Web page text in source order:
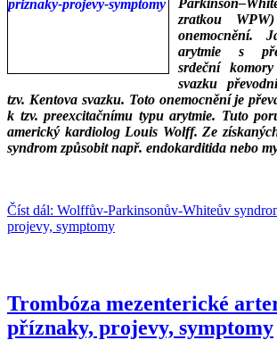
zratkou
onemocnění.
arytmie s
srdeční
svazku
tzv. Kentova svazku. Toto onemocnění je
k tzv. preexcitačnímu typu arytmie. Tuto
americký kardiolog Louis Wolff. Ze
syndrom způsobit např. endokarditida nebo
Číst dál: Wolffův-Parkinsonův-Whiteův
projevy, symptomy
Trombóza mezenterické
příznaky, projevy, symptomy